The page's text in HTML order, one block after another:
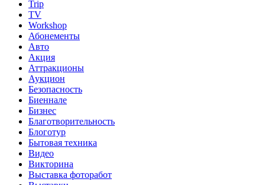
Trip
TV
Workshop
Абонементы
Авто
Акция
Аттракционы
Аукцион
Безопасность
Биеннале
Бизнес
Благотворительность
Блоготур
Бытовая техника
Видео
Викторина
Выставка фоторабот